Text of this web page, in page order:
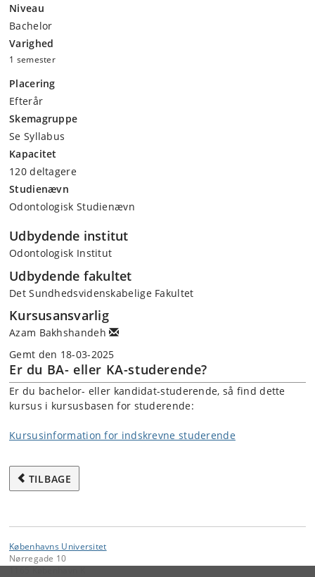
Niveau
Bachelor
Varighed
1 semester
Placering
Efterår
Skemagruppe
Se Syllabus
Kapacitet
120 deltagere
Studienævn
Odontologisk Studienævn
Udbydende institut
Odontologisk Institut
Udbydende fakultet
Det Sundhedsvidenskabelige Fakultet
Kursusansvarlig
Azam Bakhshandeh
Gemt den 18-03-2025
Er du BA- eller KA-studerende?
Er du bachelor- eller kandidat-studerende, så find dette
kursus i kursusbasen for studerende:
Kursusinformation for indskrevne studerende
TILBAGE
Københavns Universitet
Nørregade 10